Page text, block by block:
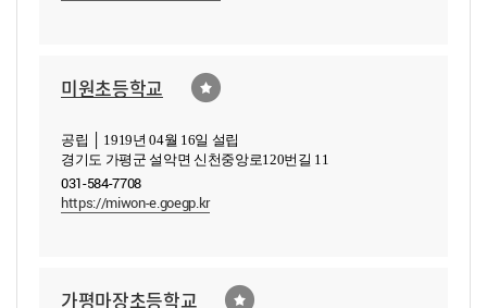
미원초등학교
공립 │ 1919년 04월 16일 설립
경기도 가평군 설악면 신천중앙로120번길 11
031-584-7708
https://miwon-e.goegp.kr
가평마장초등학교